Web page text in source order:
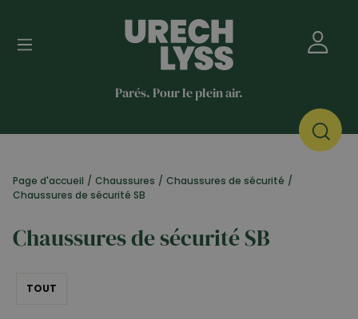
Parés. Pour le plein air.
Page d'accueil / Chaussures / Chaussures de sécurité /
Chaussures de sécurité SB
Chaussures de sécurité SB
TOUT